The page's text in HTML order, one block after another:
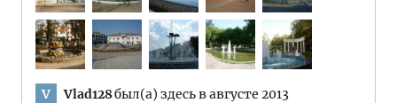
V Vlad128был(а) здесь в августе 2013